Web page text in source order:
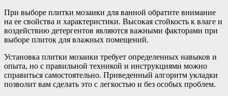
При выборе плитки мозаики для ванной обратите внимание
на ее свойства и характеристики. Высокая стойкость к влаге и
воздействию детергентов являются важными факторами при
выборе плиток для влажных помещений.
Установка плитки мозаики требует определенных навыков и
опыта, но с правильной техникой и инструкциями можно
справиться самостоятельно. Приведенный алгоритм укладки
позволит вам сделать это с легкостью и без особых проблем.